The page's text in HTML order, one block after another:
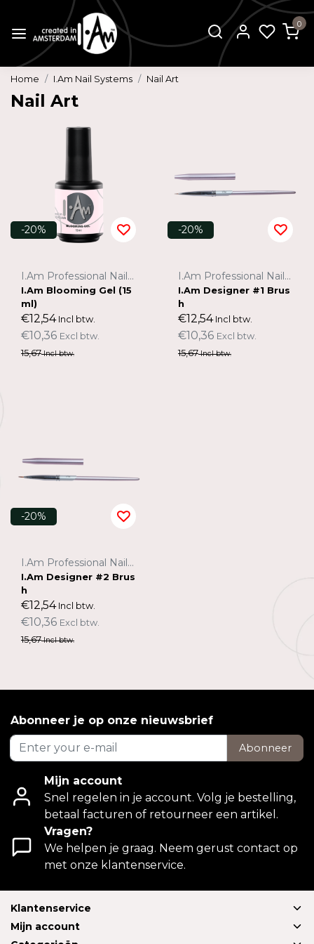
0
Home I.Am Nail Systems Nail Art
Nail Art
-20%
I.Am Professional Nail Systems
I.Am Blooming Gel (15
ml)
€12,54Incl btw.
€10,36 Excl btw.
15,67Incl btw.
-20%
I.Am Professional Nail Systems
I.Am Designer #1 Brus
h
€12,54Incl btw.
€10,36 Excl btw.
15,67Incl btw.
-20%
I.Am Professional Nail Systems
I.Am Designer #2 Brus
h
€12,54Incl btw.
€10,36 Excl btw.
15,67Incl btw.
Abonneer je op onze nieuwsbrief
Abonneer
Mijn account
Snel regelen in je account. Volg je bestelling,
betaal facturen of retourneer een artikel.
Vragen?
We helpen je graag. Neem gerust contact op
met onze klantenservice.
Klantenservice
Mijn account